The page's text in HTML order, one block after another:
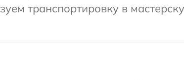
транспортировку в